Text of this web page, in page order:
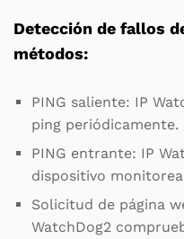
Detección de fallos
métodos:
PING saliente: IP
ping periódicamente.
PING entrante: IP
dispositivo
Solicitud de página
WatchDog2